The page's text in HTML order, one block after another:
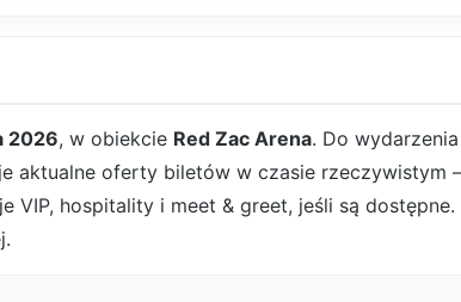
2026, w obiekcie Red Zac Arena. Do
aktualne oferty biletów w czasie rzeczywistym
hospitality i meet & greet, jeśli są